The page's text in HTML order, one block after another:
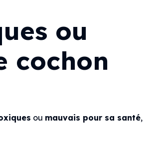
ou
cochon
ou mauvais pour sa santé,